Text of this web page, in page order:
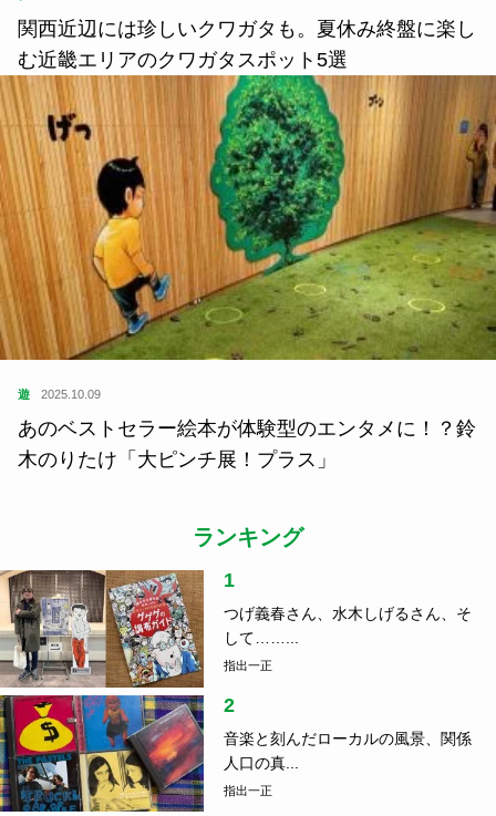
関西近辺には珍しいクワガタも。夏休み終盤に楽し
む近畿エリアのクワガタスポット5選
遊 2025.10.09
あのベストセラー絵本が体験型のエンタメに！？鈴
木のりたけ「大ピンチ展！プラス」
ランキング
1
つげ義春さん、水木しげるさん、そ
して……...
指出一正
2
音楽と刻んだローカルの風景、関係
人口の真...
指出一正